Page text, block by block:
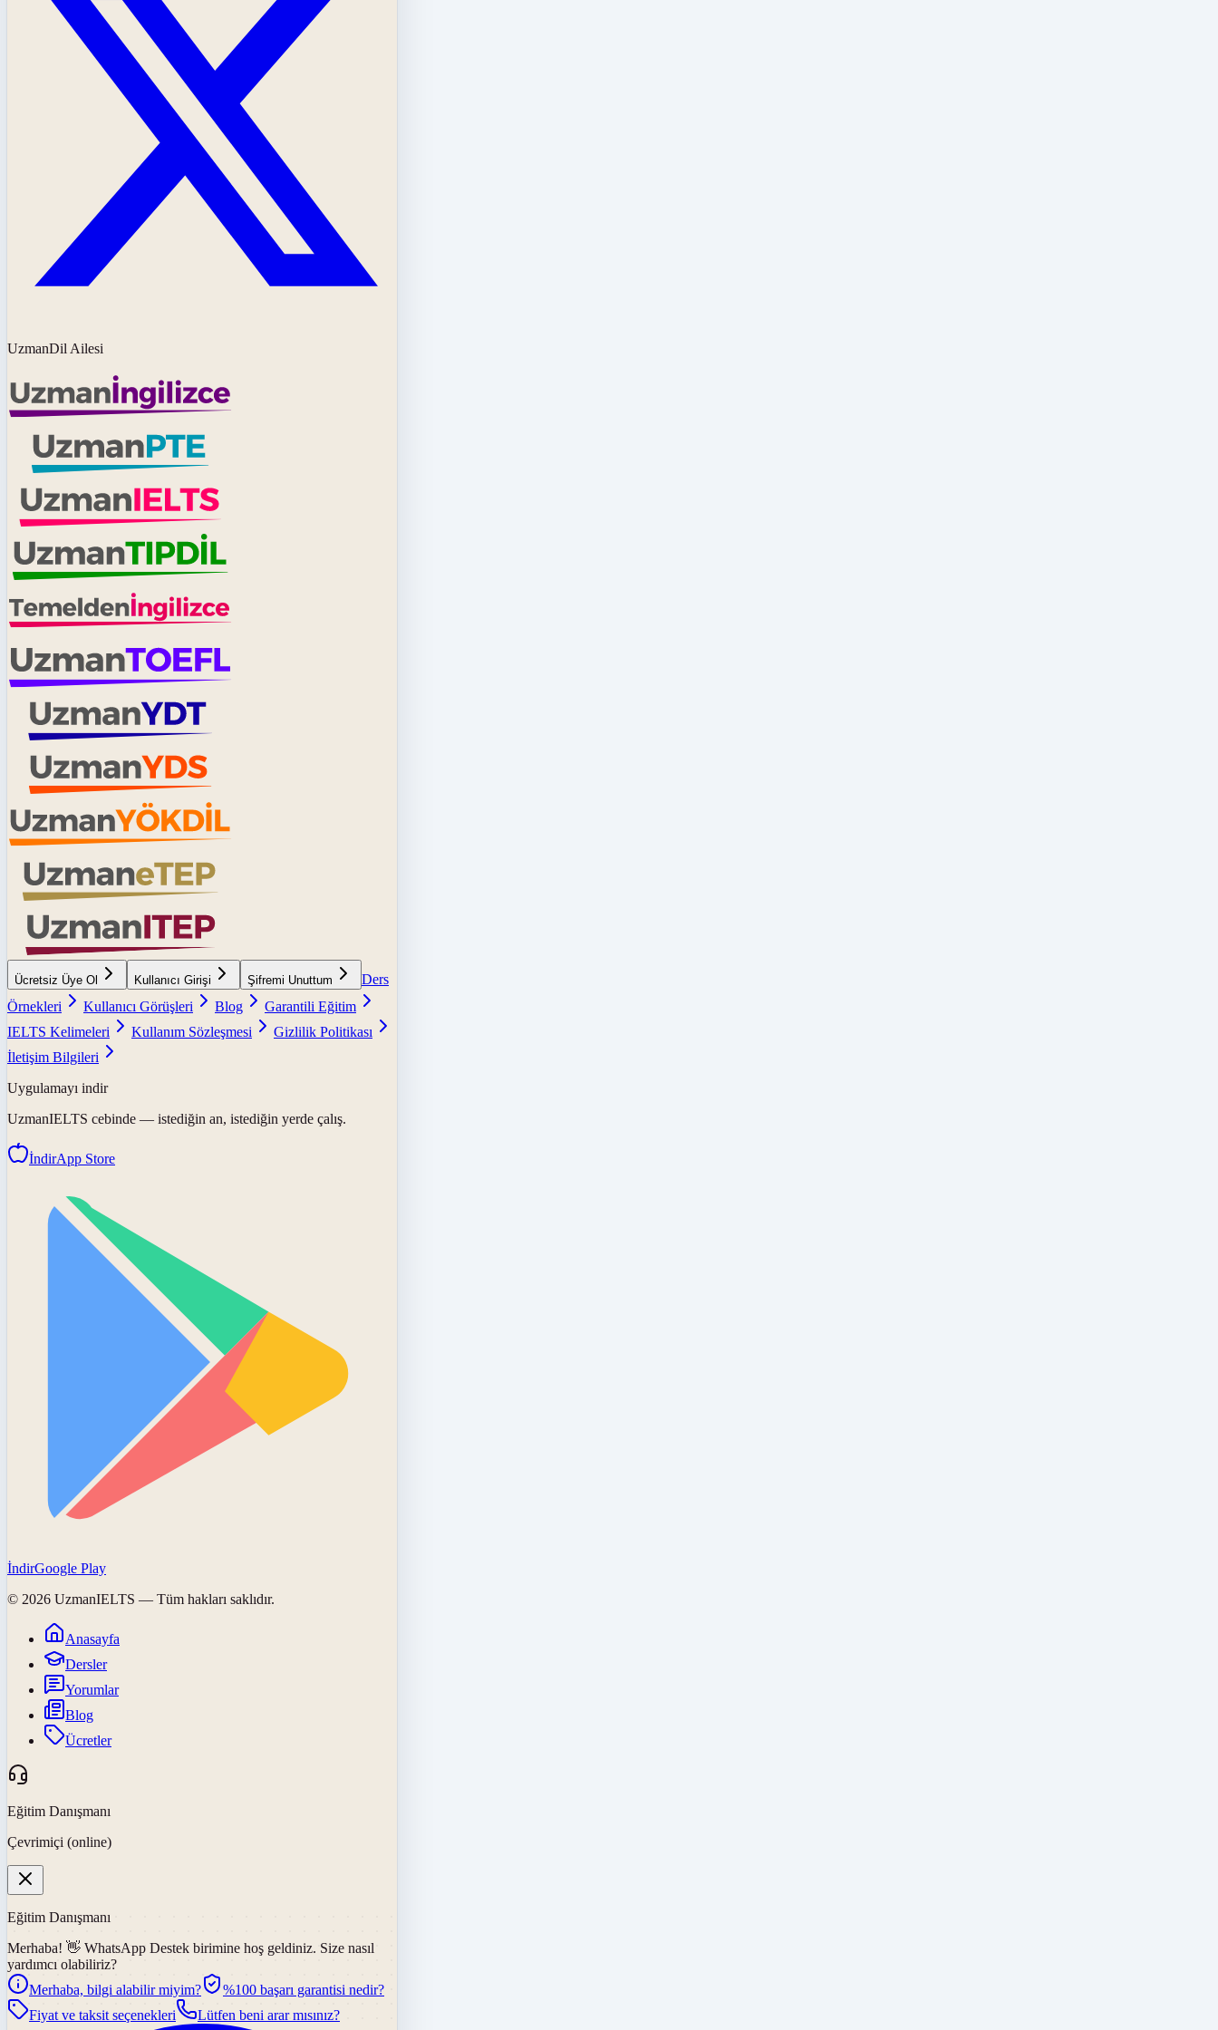
UzmanDil Ailesi
Ücretsiz Üye Ol Kullanıcı Girişi Şifremi Unuttum
Ders
Örnekleri
Kullanıcı Görüşleri Blog
Garantili Eğitim
IELTS Kelimeleri
Kullanım Sözleşmesi
Gizlilik Politikası
İletişim Bilgileri
Uygulamayı indir
UzmanIELTS cebinde — istediğin an, istediğin yerde çalış.
İndirApp Store
İndirGoogle Play
© 2026 UzmanIELTS — Tüm hakları saklıdır.
Anasayfa
Dersler
Yorumlar
Blog
Ücretler
Eğitim Danışmanı
Çevrimiçi (online)
Eğitim Danışmanı
Merhaba! 👋 WhatsApp Destek birimine hoş geldiniz. Size nasıl
yardımcı olabiliriz?
Merhaba, bilgi alabilir miyim?
%100 başarı garantisi nedir?
Fiyat ve taksit seçenekleri
Lütfen beni arar mısınız?